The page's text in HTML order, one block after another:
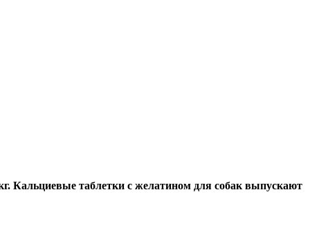
Кальциевые таблетки с желатином для собак выпускают